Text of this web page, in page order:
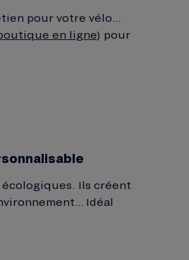
pour votre vélo…
en ligne) pour
Ils créent
Idéal